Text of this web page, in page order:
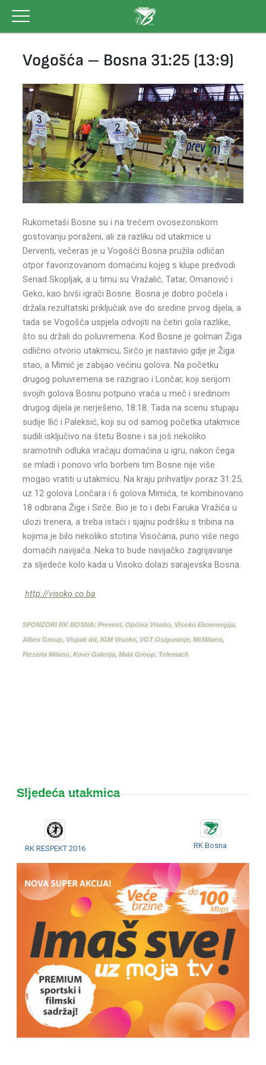
content
Vogošća – Bosna 31:25 (13:9)
Rukometaši Bosne su i na trećem ovosezonskom
gostovanju poraženi, ali za razliku od utakmice u
Derventi, večeras je u Vogošći Bosna pružila odličan
otpor favorizovanom domaćinu kojeg s klupe predvodi
Senad Skopljak, a u timu su Vražalić, Tatar, Omanović i
Geko, kao bivši igrači Bosne. Bosna je dobro počela i
držala rezultatski priključak sve do sredine prvog dijela, a
tada se Vogošća uspjela odvojiti na četiri gola razlike,
što su držali do poluvremena. Kod Bosne je golman Žiga
odlično otvorio utakmicu, Sirčo je nastavio gdje je Žiga
stao, a Mimić je zabijao većinu golova. Na početku
drugog poluvremena se razigrao i Lončar, koji serijom
svojih golova Bosnu potpuno vraća u meč i sredinom
drugog dijela je nerješeno, 18:18. Tada na scenu stupaju
sudije Ilić i Paleksić, koji su od samog početka utakmice
sudili isključivo na štetu Bosne i sa još nekoliko
sramotnih odluka vraćaju domaćina u igru, nakon čega
se mladi i ponovo vrlo borbeni tim Bosne nije više
mogao vratiti u utakmicu. Na kraju prihvatljiv poraz 31:25,
uz 12 golova Lončara i 6 golova Mimića, te kombinovano
18 odbrana Žige i Sirče. Bio je to i debi Faruka Vražića u
ulozi trenera, a treba istaći i sjajnu podršku s tribina na
kojima je bilo nekoliko stotina Visočana, puno više nego
domaćih navijača. Neka to bude navijačko zagrijavanje
za sljedeće kolo kada u Visoko dolazi sarajevska Bosna.
http://visoko.co.ba
SPONZORI RK BOSNA: Prevent, Općina Visoko, Visoko Ekoenergija,
Albex Group, Vispak dd, IGM Visoko, VGT Osiguranje, McMilano,
Pizzeria Milano, Kovo Galerija, Mala Group, Telemach
Sljedeća utakmica
RK RESPEKT 2016 RK Bosna